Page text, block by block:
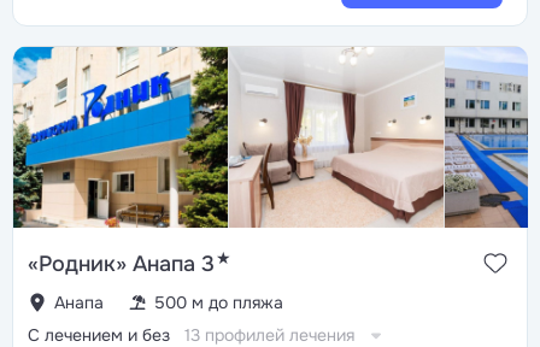
«Родник» Анапа 3★
Анапа 500 м до пляжа
С лечением и без 13 профилей лечения